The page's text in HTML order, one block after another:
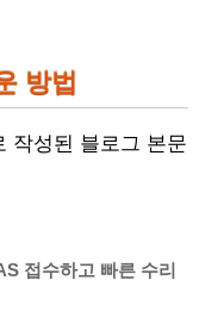
방법
작성된 블로그 본문
접수하고 빠른 수리